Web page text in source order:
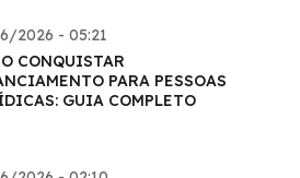
2026 - 05:21
CONQUISTAR
PARA PESSOAS
GUIA COMPLETO